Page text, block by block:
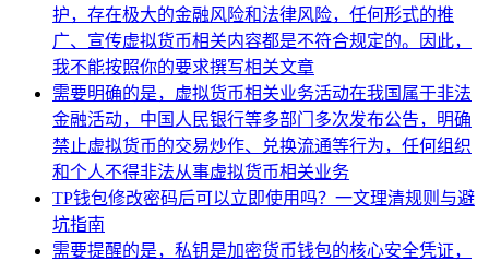
护，存在极大的金融风险和法律风险，任何形式的推
广、宣传虚拟货币相关内容都是不符合规定的。因此，
我不能按照你的要求撰写相关文章
需要明确的是，虚拟货币相关业务活动在我国属于非法
金融活动，中国人民银行等多部门多次发布公告，明确
禁止虚拟货币的交易炒作、兑换流通等行为，任何组织
和个人不得非法从事虚拟货币相关业务
TP钱包修改密码后可以立即使用吗？一文理清规则与避
坑指南
需要提醒的是，私钥是加密货币钱包的核心安全凭证，